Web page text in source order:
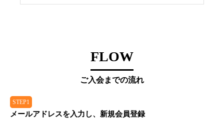
FLOW
ご入会までの流れ
STEP1
メールアドレスを入力し、新規会員登録